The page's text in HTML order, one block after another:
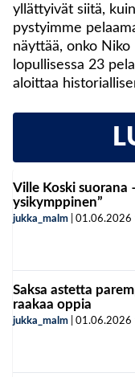
yllättyivät siitä,
pystyimme
näyttää, onko
lopullisessa 23
aloittaa
Ville Koski suorana
ysikymppinen”
jukka_malm 01.06.2026
Saksa astetta
raakaa oppia
jukka_malm 01.06.2026